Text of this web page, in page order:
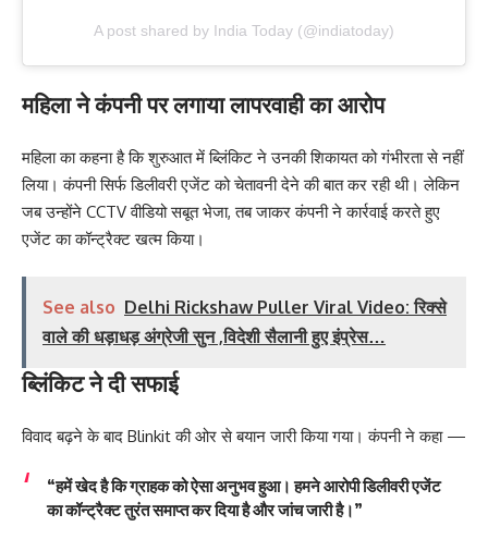
A post shared by India Today (@indiatoday)
महिला ने कंपनी पर लगाया लापरवाही का आरोप
महिला का कहना है कि शुरुआत में ब्लिंकिट ने उनकी शिकायत को गंभीरता से नहीं
लिया। कंपनी सिर्फ डिलीवरी एजेंट को चेतावनी देने की बात कर रही थी। लेकिन
जब उन्होंने CCTV वीडियो सबूत भेजा, तब जाकर कंपनी ने कार्रवाई करते हुए
एजेंट का कॉन्ट्रैक्ट खत्म किया।
See also Delhi Rickshaw Puller Viral Video: रिक्से
वाले की धड़ाधड़ अंग्रेजी सुन ,विदेशी सैलानी हुए इंप्रेस…
ब्लिंकिट ने दी सफाई
विवाद बढ़ने के बाद Blinkit की ओर से बयान जारी किया गया। कंपनी ने कहा —
“हमें खेद है कि ग्राहक को ऐसा अनुभव हुआ। हमने आरोपी डिलीवरी एजेंट
का कॉन्ट्रैक्ट तुरंत समाप्त कर दिया है और जांच जारी है।”